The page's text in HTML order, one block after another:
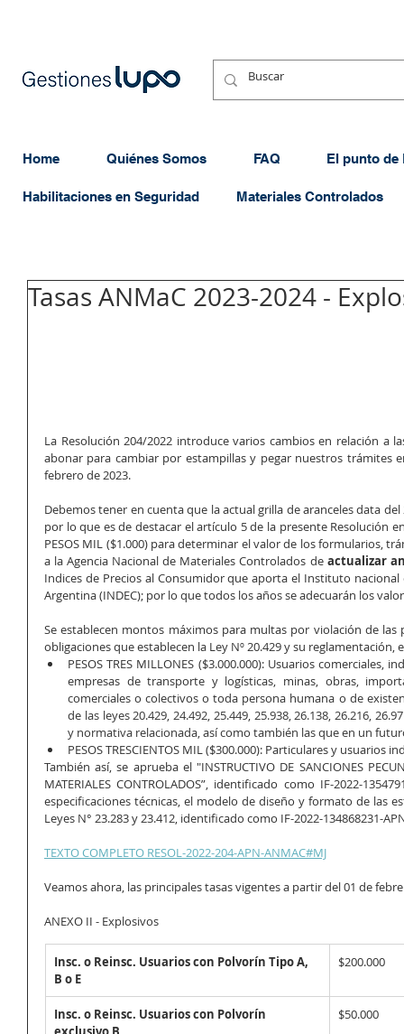
Home Quiénes Somos FAQ El punto de
Habilitaciones en Seguridad Materiales Controlados
Tasas ANMaC 2023-2024 -
La Resolución 204/2022 introduce varios cambios en relación a
abonar para cambiar por estampillas y pegar nuestros trámites
febrero de 2023.
Debemos tener en cuenta que la actual grilla de aranceles data
por lo que es de destacar el artículo 5 de la presente Resolución
PESOS MIL ($1.000) para determinar el valor de los formularios,
a la Agencia Nacional de Materiales Controlados de actualizar
Indices de Precios al Consumidor que aporta el Instituto nacional
Argentina (INDEC); por lo que todos los años se adecuarán los
Se establecen montos máximos para multas por violación de
obligaciones que establecen la Ley Nº 20.429 y su reglamentación,
PESOS TRES MILLONES ($3.000.000): Usuarios comerciales,
empresas de transporte y logísticas, minas, obras,
comerciales o colectivos o toda persona humana o de
de las leyes 20.429, 24.492, 25.449, 25.938, 26.138, 26.216,
y normativa relacionada, así como también las que en un
PESOS TRESCIENTOS MIL ($300.000): Particulares y usuarios
También así, se aprueba el "INSTRUCTIVO DE SANCIONES
MATERIALES CONTROLADOS”, identificado como IF-2022-
especificaciones técnicas, el modelo de diseño y formato de las
Leyes N° 23.283 y 23.412, identificado como IF-2022-134868231-
TEXTO COMPLETO RESOL-2022-204-APN-ANMAC#MJ
Veamos ahora, las principales tasas vigentes a partir del 01 de
ANEXO II - Explosivos
Insc. o Reinsc. Usuarios con Polvorín Tipo A,
B o E
$200.000
Insc. o Reinsc. Usuarios con Polvorín
$50.000